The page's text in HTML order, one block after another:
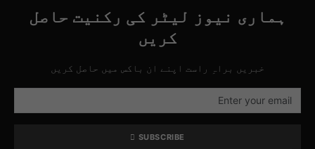
ہماری نیوز لیٹر کی رکنیت حاصل
کریں
خبریں براہِ راست اپنے ان باکس میں حاصل کریں
SUBSCRIBE